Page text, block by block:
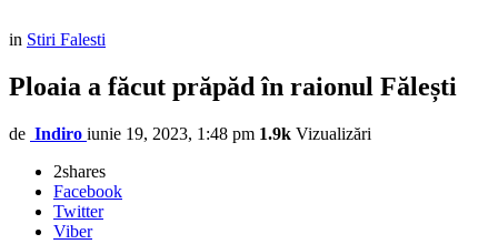
in Stiri Falesti
Ploaia a făcut prăpăd în raionul Fălești
de Indiro iunie 19, 2023, 1:48 pm 1.9k Vizualizări
2shares
Facebook
Twitter
Viber